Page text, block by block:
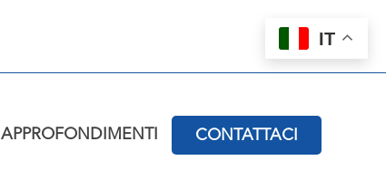
APPROFONDIMENTI CONTATTACI
IT